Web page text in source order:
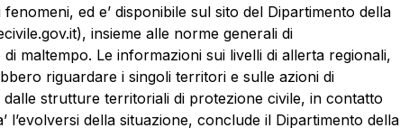
ed e’ disponibile sul sito del Dipartimento della
insieme alle norme generali di
maltempo. Le informazioni sui livelli di allerta regionali,
riguardare i singoli territori e sulle azioni di
strutture territoriali di protezione civile, in contatto
l’evolversi della situazione, conclude il Dipartimento della